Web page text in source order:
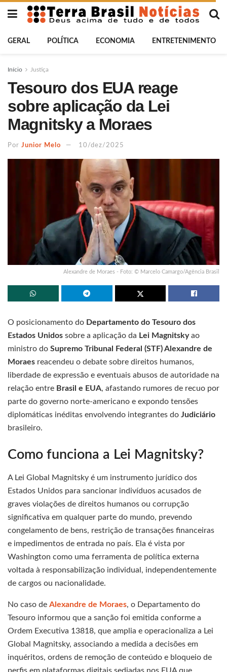
GERAL POLÍTICA ECONOMIA ENTRETENIMENTO
Início Justiça
Tesouro dos EUA reage
sobre aplicação da Lei
Magnitsky a Moraes
Por Junior Melo 10/dez/2025
Alexandre de Moraes - Foto: © Marcelo Camargo/Agência Brasil
O posicionamento do Departamento do Tesouro dos
Estados Unidos sobre a aplicação da Lei Magnitskyao
ministro do Supremo Tribunal Federal (STF) Alexandre de
Moraes reacendeu o debate sobre direitos humanos,
liberdade de expressão e eventuais abusos de autoridade na
relação entre Brasil e EUA, afastando rumores de recuo por
parte do governo norte-americano e expondo tensões
diplomáticas inéditas envolvendo integrantes do Judiciário
brasileiro.
Como funciona a Lei Magnitsky?
A Lei Global Magnitsky é um instrumento jurídico dos
Estados Unidos para sancionar indivíduos acusados de
graves violações de direitos humanos ou corrupção
significativa em qualquer parte do mundo, prevendo
congelamento de bens, restrição de transações financeiras
e impedimentos de entrada no país. Ela é vista por
Washington como uma ferramenta de política externa
voltada à responsabilização individual, independentemente
de cargos ou nacionalidade.
No caso de Alexandre de Moraes, o Departamento do
Tesouro informou que a sanção foi emitida conforme a
Ordem Executiva 13818, que amplia e operacionaliza a Lei
Global Magnitsky, associando a medida a decisões em
inquéritos, ordens de remoção de conteúdo e bloqueio de